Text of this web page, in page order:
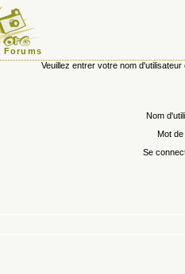
Forums
Veuillez entrer votre nom
Nom
Mot
Se